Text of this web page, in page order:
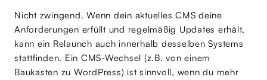
Nicht zwingend. Wenn dein aktuelles CMS deine
Anforderungen erfüllt und regelmäßig Updates erhält,
kann ein Relaunch auch innerhalb desselben Systems
stattfinden. Ein CMS-Wechsel (z.B. von einem
Baukasten zu WordPress) ist sinnvoll, wenn du mehr